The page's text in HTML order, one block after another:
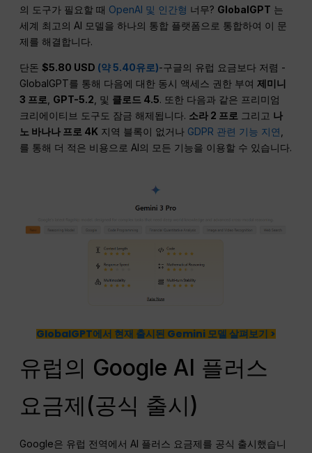
의 도구가 필요할 때 OpenAI 및 인간형 너무? GlobalGPT 는
세계 최고의 AI 모델을 하나의 통합 플랫폼으로 통합하여 이 문
제를 해결합니다.
단돈$5.80 USD (약 5.40유로)-구글의 유럽 요금보다 저렴 -
GlobalGPT를 통해 다음에 대한 동시 액세스 권한 부여제미니
3 프로
GPT-5.2 , 및 클로드 4.5. 또한 다음과 같은 프리미엄
크리에이티브 도구도 잠금 해제됩니다. 소라 2 프로 그리고 나
노 바나나 프로 4K 지역 블록이 없거나 GDPR 관련 기능 지연
를 통해 더 적은 비용으로 AI의 모든 기능을 이용할 수 있습니다.
GlobalGPT에서 현재 출시된 Gemini 모델 살펴보기 >
유럽의 Google AI 플러스
요금제(공식 출시)
Google은 유럽 전역에서 AI 플러스 요금제를 공식 출시했습니